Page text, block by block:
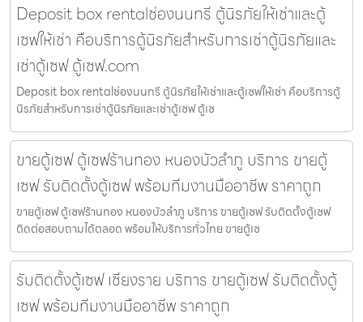
Deposit box rentalช่องนนทรี ตู้นิรภัยให้เช่าและตู้
เซฟให้เช่า คือบริการตู้นิรภัยสำหรับการเช่าตู้นิรภัยและ
เช่าตู้เซฟ ตู้เซฟ.com
Deposit box rentalช่องนนทรี ตู้นิรภัยให้เช่าและตู้เซฟให้เช่า คือบริการตู้
นิรภัยสำหรับการเช่าตู้นิรภัยและเช่าตู้เซฟ ตู้เซ
ขายตู้เซฟ ตู้เซฟร้านทอง หนองบัวลำภู บริการ ขายตู้
เซฟ รับติดตั้งตู้เซฟ พร้อมทีมงานมืออาชีพ ราคาถูก
ขายตู้เซฟ ตู้เซฟร้านทอง หนองบัวลำภู บริการ ขายตู้เซฟ รับติดตั้งตู้เซฟ
ติดต่อสอบถามได้ตลอด พร้อมให้บริการทั่วไทย ขายตู้เซ
รับติดตั้งตู้เซฟ เชียงราย บริการ ขายตู้เซฟ รับติดตั้งตู้
เซฟ พร้อมทีมงานมืออาชีพ ราคาถูก